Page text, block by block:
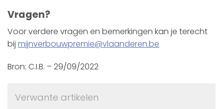
Vragen?
Voor verdere vragen en bemerkingen kan je terecht
bij mijnverbouwpremie@vlaanderen.be
Bron: C.I.B. – 29/09/2022
Verwante artikelen